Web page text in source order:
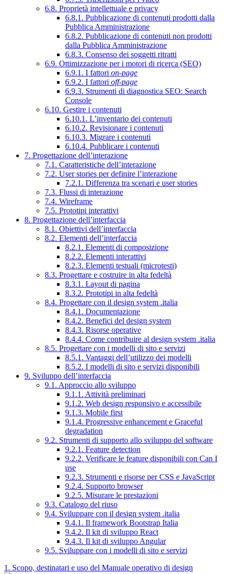
6.8. Proprietà intellettuale e privacy
6.8.1. Pubblicazione di contenuti prodotti dalla
Pubblica Amministrazione
6.8.2. Pubblicazione di contenuti non prodotti
dalla Pubblica Amministrazione
6.8.3. Consenso dei soggetti ritratti
6.9. Ottimizzazione per i motori di ricerca (SEO)
6.9.1. I fattori on-page
6.9.2. I fattori off-page
6.9.3. Strumenti di diagnostica SEO: Search
Console
6.10. Gestire i contenuti
6.10.1. L’inventario dei contenuti
6.10.2. Revisionare i contenuti
6.10.3. Migrare i contenuti
6.10.4. Pubblicare i contenuti
7. Progettazione dell’interazione
7.1. Caratteristiche dell’interazione
7.2. User stories per definire l’interazione
7.2.1. Differenza tra scenari e user stories
7.3. Flussi di interazione
7.4. Wireframe
7.5. Prototipi interattivi
8. Progettazione dell’interfaccia
8.1. Obiettivi dell’interfaccia
8.2. Elementi dell’interfaccia
8.2.1. Elementi di composizione
8.2.2. Elementi interattivi
8.2.3. Elementi testuali (microtesti)
8.3. Progettare e costruire in alta fedeltà
8.3.1. Layout di pagina
8.3.2. Prototipi in alta fedeltà
8.4. Progettare con il design system .italia
8.4.1. Documentazione
8.4.2. Benefici del design system
8.4.3. Risorse operative
8.4.4. Come contribuire al design system .italia
8.5. Progettare con i modelli di sito e servizi
8.5.1. Vantaggi dell’utilizzo dei modelli
8.5.2. I modelli di sito e servizi disponibili
9. Sviluppo dell’interfaccia
9.1. Approccio allo sviluppo
9.1.1. Attività preliminari
9.1.2. Web design responsivo e accessibile
9.1.3. Mobile first
9.1.4. Progressive enhancement e Graceful
degradation
9.2. Strumenti di supporto allo sviluppo del software
9.2.1. Feature detection
9.2.2. Verificare le feature disponibili con Can I
use
9.2.3. Strumenti e risorse per CSS e JavaScript
9.2.4. Supporto browser
9.2.5. Misurare le prestazioni
9.3. Catalogo del riuso
9.4. Sviluppare con il design system .italia
9.4.1. Il framework Bootstrap Italia
9.4.2. Il kit di sviluppo React
9.4.3. Il kit di sviluppo Angular
9.5. Sviluppare con i modelli di sito e servizi
1. Scopo, destinatari e uso del Manuale operativo di design